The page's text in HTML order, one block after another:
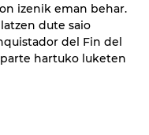
izenik eman behar.
dute saio
del Fin del
hartuko luketen